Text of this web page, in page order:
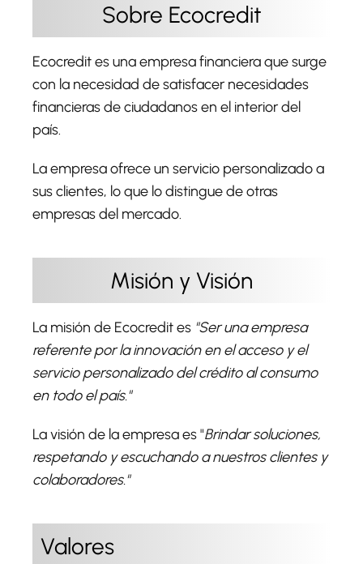
Sobre Ecocredit
Ecocredit es una empresa financiera que surge
con la necesidad de satisfacer necesidades
financieras de ciudadanos en el interior del
país.
La empresa ofrece un servicio personalizado a
sus clientes, lo que lo distingue de otras
empresas del mercado.
Misión y Visión
La misión de Ecocredit es "Ser una empresa
referente por la innovación en el acceso y el
servicio personalizado del crédito al consumo
en todo el país."
La visión de la empresa es "Brindar soluciones,
respetando y escuchando a nuestros clientes y
colaboradores."
Valores